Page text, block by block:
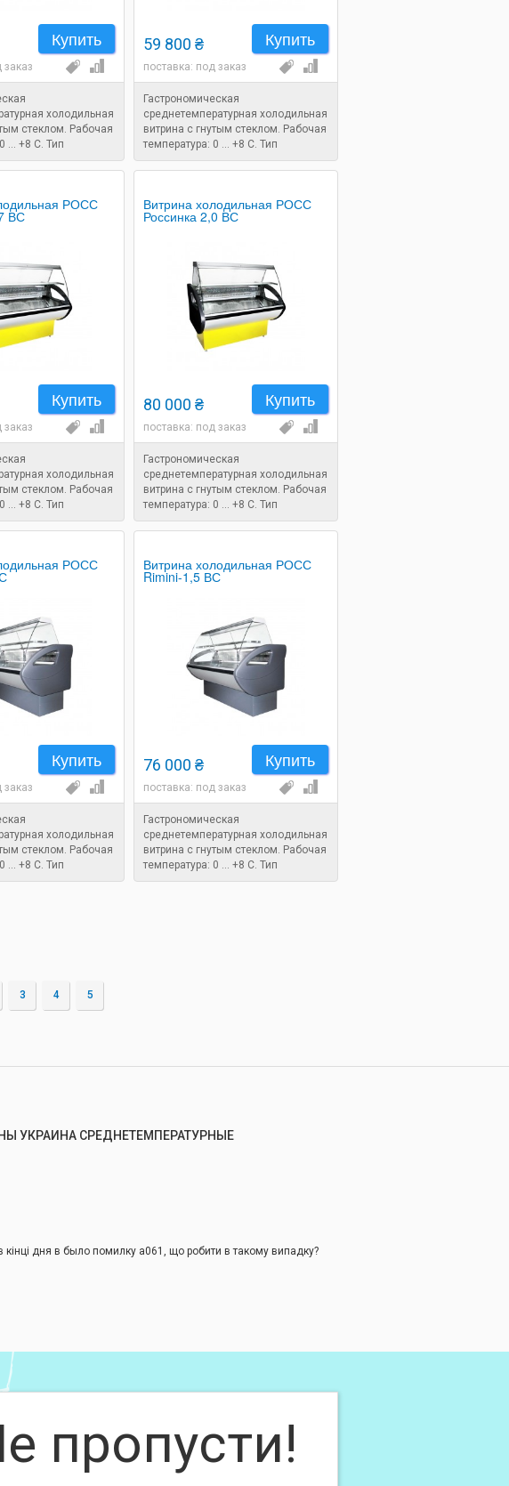
Купить
заказ
холодильная
стеклом. Рабочая
... +8 C. Тип
мм.
Купить
59 800 ₴
поставка: под заказ
Гастрономическая
среднетемпературная холодильная
витрина с гнутым стеклом. Рабочая
температура: 0 ... +8 C. Тип
охлаждения: статический.
Размеры: 1280x860x1250 мм.
РОСС
ВС
Купить
заказ
холодильная
стеклом. Рабочая
... +8 C. Тип
мм.
Витрина холодильная РОСС
Россинка 2,0 ВС
Купить
80 000 ₴
поставка: под заказ
Гастрономическая
среднетемпературная холодильная
витрина с гнутым стеклом. Рабочая
температура: 0 ... +8 C. Тип
охлаждения: статический.
Размеры: 2080x860x1250 мм.
РОСС
Купить
заказ
холодильная
стеклом. Рабочая
... +8 C. Тип
Витрина холодильная РОСС
Rimini-1,5 ВС
Купить
76 000 ₴
поставка: под заказ
Гастрономическая
среднетемпературная холодильная
витрина с гнутым стеклом. Рабочая
температура: 0 ... +8 C. Тип
охлаждения: статический.
3 4 5
УКРАИНА СРЕДНЕТЕМПЕРАТУРНЫЕ
дня в было помилку а061, що робити в такому випадку?
пропусти!